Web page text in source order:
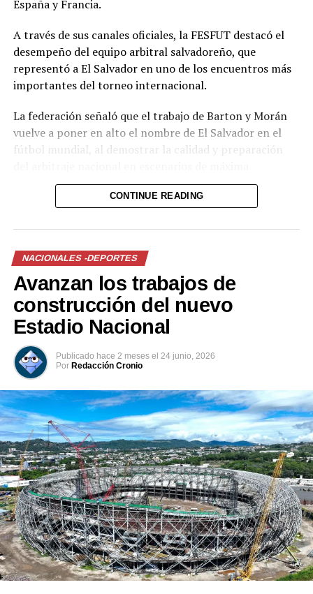
fogueo amistoso previo a
enfrentar a Estados Unidos
10 enero, 2022
En «Nacionales -deportes»
Costa del Sol y entrena con
colombianos
28 mayo, 2023
En «Nacionales -deportes»
California con amistoso ante
Bosnia y Herzegovina, previo
a enfrentar a La Selecta
deportes»
RELATED TOPICS:
UP NEXT
Protección Civil: Fenómeno del niño está provocando
déficit de lluvia
DON'T MISS
Sorteo LOTRA N° 451 rinde homenaje al Team ESA y
reparte $380,000 en premios
España y Francia.
A través de sus canales oficiales, la FESFUT destacó el
desempeño del equipo arbitral salvadoreño, que
representó a El Salvador en uno de los encuentros más
importantes del torneo internacional.
La federación señaló que el trabajo de Barton y Morán
vuelve a poner en alto el nombre de El Salvador en el
fútbol mundial, al demostrar la calidad y preparación
exigencia.
Facebook X
Me gusta esto:
CONTINUE READING
NACIONALES -DEPORTES
Avanzan los trabajos de
construcción del nuevo
Estadio Nacional
Publicado hace 2 meses el 24 junio, 2026
Por Redacción Cronio